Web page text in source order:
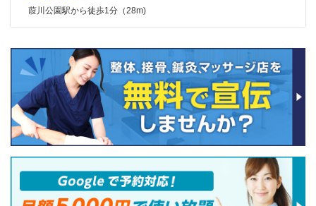
葭川公園駅から徒歩1分（28m)